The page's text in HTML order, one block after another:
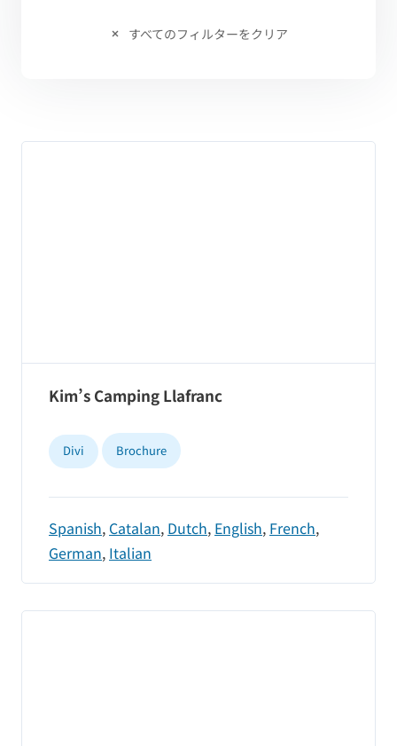
すべてのフィルターをクリア
Kim’s Camping Llafranc
Divi Brochure
Spanish, Catalan, Dutch, English, French,
German, Italian